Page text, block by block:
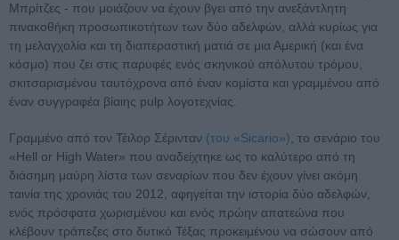
Μπρίτζες - που μοιάζουν να έχουν βγει από την ανεξάντλητη
πινακοθήκη προσωπικοτήτων των δύο αδελφών, αλλά κυρίως για
τη μελαγχολία και τη διαπεραστική ματιά σε μια Αμερική (και ένα
κόσμο) που ζει στις παρυφές ενός σκηνικού απόλυτου τρόμου,
σκιτσαρισμένου ταυτόχρονα από έναν κομίστα και γραμμένου από
έναν συγγραφέα βίαιης pulp λογοτεχνίας.
Γραμμένο από τον Τέιλορ Σέρινταν (του «Sicario») , το σενάριο του
«Hell or High Water» που αναδείχτηκε ως το καλύτερο από τη
διάσημη μαύρη λίστα των σεναρίων που δεν έχουν γίνει ακόμη
ταινία της χρονιάς του 2012, αφηγείται την ιστορία δύο αδελφών,
ενός πρόσφατα χωρισμένου και ενός πρώην απατεώνα που
κλέβουν τράπεζες στο δυτικό Τέξας προκειμένου να σώσουν από